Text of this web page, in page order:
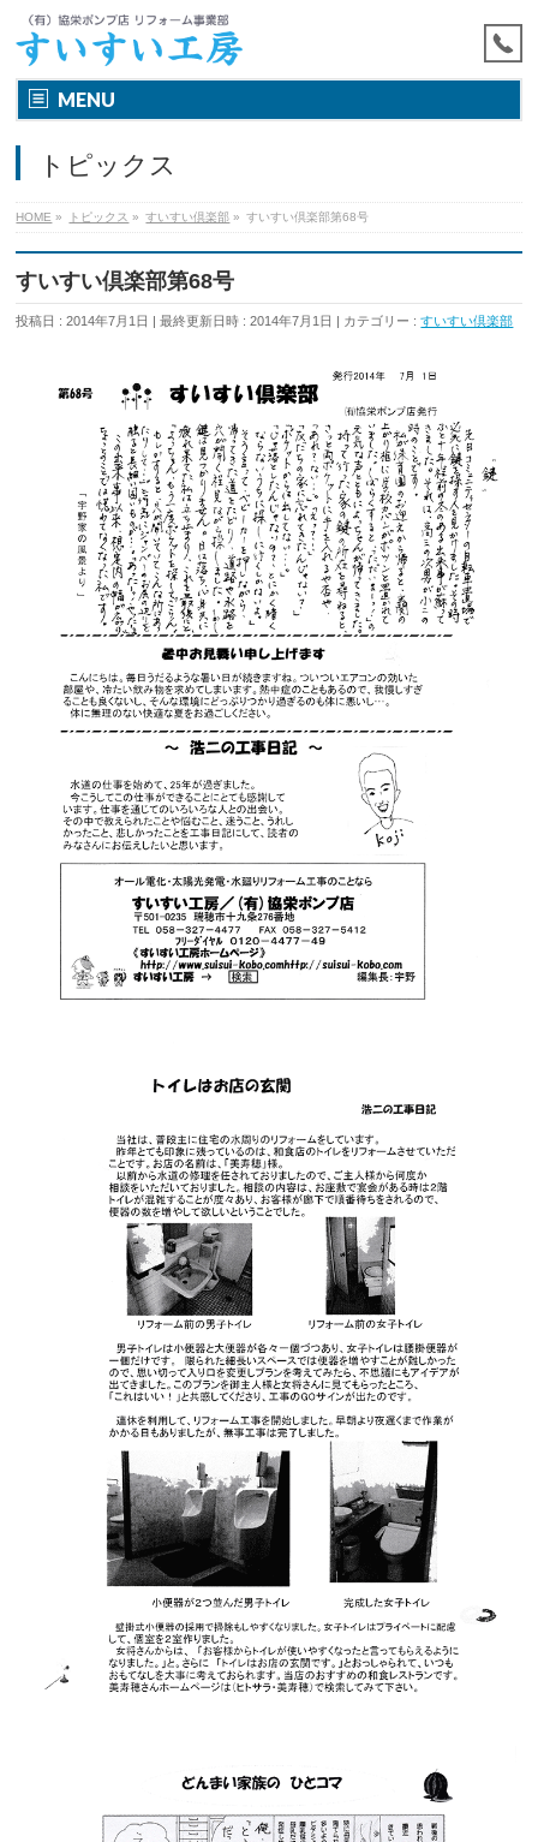
MENU
トピックス
HOME » トピックス » すいすい倶楽部 » すいすい倶楽部第68号
すいすい倶楽部第68号
投稿日 : 2014年7月1日 最終更新日時 : 2014年7月1日 カテゴリー :すいすい倶楽部